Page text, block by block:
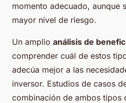
momento adecuado, aunque
mayor nivel de riesgo.
Un amplio análisis de
comprender cuál de estos
adecúa mejor a las
inversor. Estudios de casos
combinación de ambos tipos